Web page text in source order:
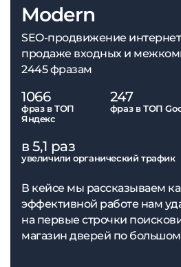
Modern
SEO-продвижение
продаже входных и
2445 фразам
1066
фраз в ТОП
Яндекс
247
фраз в ТОП
в 5,1 раз
увеличили органический трафик
В кейсе мы рассказываем
эффективной работе нам
на первые строчки
магазин дверей по